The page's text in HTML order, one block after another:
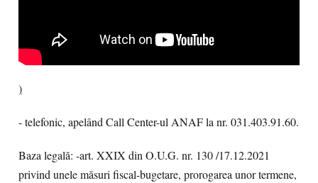
)
- telefonic, apelând Call Center-ul ANAF la nr. 031.403.91.60.
Baza legală: -art. XXIX din O.U.G. nr. 130 /17.12.2021
privind unele măsuri fiscal-bugetare, prorogarea unor termene,